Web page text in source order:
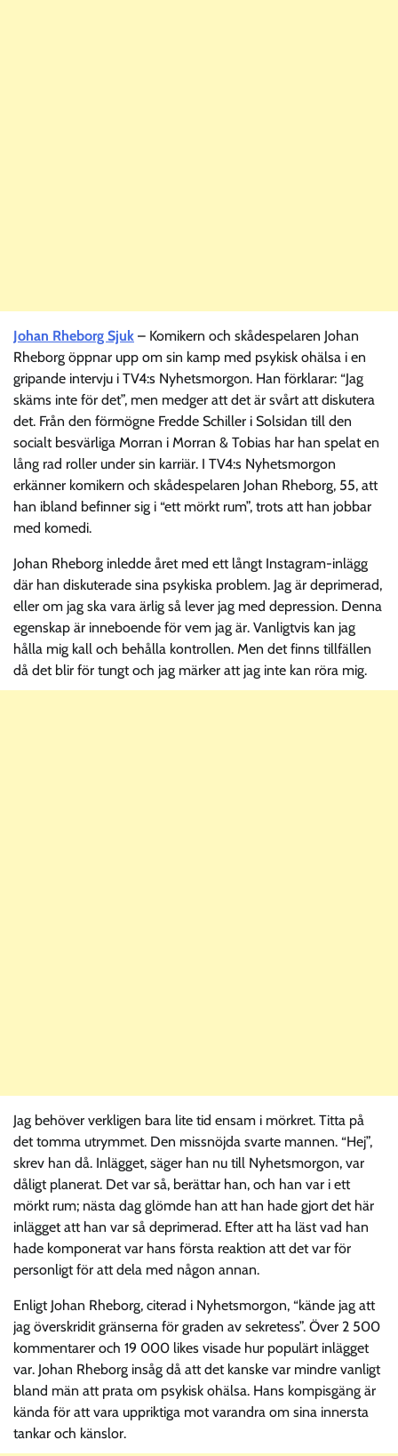
Johan Rheborg Sjuk – Komikern och skådespelaren Johan
Rheborg öppnar upp om sin kamp med psykisk ohälsa i en
gripande intervju i TV4:s Nyhetsmorgon. Han förklarar: “Jag
skäms inte för det”, men medger att det är svårt att diskutera
det. Från den förmögne Fredde Schiller i Solsidan till den
socialt besvärliga Morran i Morran & Tobias har han spelat en
lång rad roller under sin karriär. I TV4:s Nyhetsmorgon
erkänner komikern och skådespelaren Johan Rheborg, 55, att
han ibland befinner sig i “ett mörkt rum”, trots att han jobbar
med komedi.
Johan Rheborg inledde året med ett långt Instagram-inlägg
där han diskuterade sina psykiska problem. Jag är deprimerad,
eller om jag ska vara ärlig så lever jag med depression. Denna
egenskap är inneboende för vem jag är. Vanligtvis kan jag
hålla mig kall och behålla kontrollen. Men det finns tillfällen
då det blir för tungt och jag märker att jag inte kan röra mig.
Jag behöver verkligen bara lite tid ensam i mörkret. Titta på
det tomma utrymmet. Den missnöjda svarte mannen. “Hej”,
skrev han då. Inlägget, säger han nu till Nyhetsmorgon, var
dåligt planerat. Det var så, berättar han, och han var i ett
mörkt rum; nästa dag glömde han att han hade gjort det här
inlägget att han var så deprimerad. Efter att ha läst vad han
hade komponerat var hans första reaktion att det var för
personligt för att dela med någon annan.
Enligt Johan Rheborg, citerad i Nyhetsmorgon, “kände jag att
jag överskridit gränserna för graden av sekretess”. Över 2 500
kommentarer och 19 000 likes visade hur populärt inlägget
var. Johan Rheborg insåg då att det kanske var mindre vanligt
bland män att prata om psykisk ohälsa. Hans kompisgäng är
kända för att vara uppriktiga mot varandra om sina innersta
tankar och känslor.